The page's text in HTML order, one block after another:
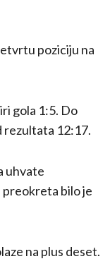
poziciju na
gola 1:5. Do
rezultata 12:17.
uhvate
preokreta bilo je
na plus deset.